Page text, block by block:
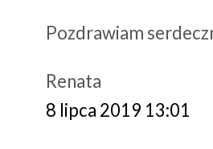
Pozdrawiam
Renata
8 lipca 2019 13:01